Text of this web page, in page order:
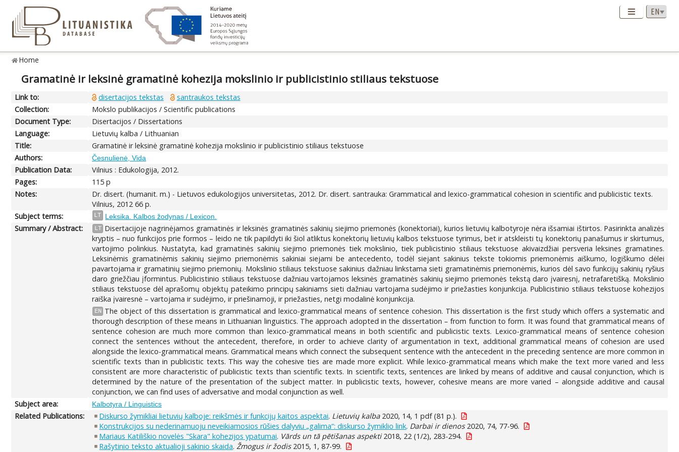
Home
Gramatinė ir leksinė gramatinė kohezija mokslinio ir publicistinio stiliaus tekstuose
Link to: disertacijos tekstas
santraukos tekstas
Collection:
Mokslo publikacijos / Scientific publications
Document Type:
Disertacijos / Dissertations
Language:
Lietuvių kalba / Lithuanian
Title:
Gramatinė ir leksinė gramatinė kohezija mokslinio ir publicistinio stiliaus tekstuose
Authors:
Česnulienė, Vida
Publication Data:
Vilnius : Edukologija, 2012.
Pages:
115 p
Notes:
Dr. disert. (humanit. m.) - Lietuvos edukologijos universitetas, 2012. Dr. disert. santrauka: Grammatical and lexico-grammatical cohesion in scientific and publicistic texts.
Vilnius, 2012 66 p.
Subject terms:
LT Leksika. Kalbos žodynas / Lexicon.
Summary / Abstract: LT Disertacijoje nagrinėjamos gramatinės ir leksinės gramatinės sakinių siejimo priemonės (konektoriai), kurios lietuvių kalbotyroje nėra išsamiai ištirtos. Pasirinkta analizės
kryptis – nuo funkcijos prie formos – leido ne tik papildyti iki šiol atliktus konektorių lietuvių kalbos tekstuose tyrimus, bet ir atskleisti tų konektorių panašumus ir skirtumus,
vartojimo polinkius. Nustatyta, kad gramatinės sakinių siejimo priemonės tiek mokslinio, tiek publicistinio stiliaus tekstuose akivaizdžiai persveria leksines gramatines.
Leksinėmis gramatinėmis sakinių siejimo priemonėmis sakiniai siejami be antecedento, todėl siejant sakinius tekste tokiomis priemonėmis aiškumo, logiškumo dėlei
pavartojama ir gramatinių siejimo priemonių. Mokslinio stiliaus tekstuose sakinius dažniau linkstama sieti gramatinėmis priemonėmis, kurios dėl savo funkcijų sakinių ryšius
daro griežčiau įformintus. Publicistinio stiliaus tekstuose dažniau vartojamos leksinės gramatinės sakinių siejimo priemonės tekstą daro įvairesnį, netrafaretišką. Mokslinio
stiliaus tekstuose dėl aprašomų objektų pateikimo principų sakiniams sieti dažniau vartojama sudėjimo ir priežasties konjunkcija. Publicistinio stiliaus tekstuose kohezijos
raiška įvairesnė – vartojama ir sudėjimo, ir priešinamoji, ir priežasties, netgi modalinė konjunkcija.
EN
The object of this dissertation is grammatical and lexico-grammatical means of sentence cohesion. This dissertation is the first study which offers a systematic and
thorough description of these means in Lithuanian linguistics. The approach adopted in the dissertation – from function to form. It was found that grammatical means of
sentence cohesion are much more common than lexico-grammatical means in both scientific and publicistic texts. Lexico-grammatical means of sentence cohesion
connect the sentences without the antecedent, therefore, in order to achieve clarity of argumentation in text, additional grammatical means of cohesion are used
alongside the lexico-grammatical means. Grammatical means which connect the subsequent sentence with the antecedent in the preceding sentence are more common in
scientific texts than in publicistic texts. This way the cohesive ties are made more explicit. While lexico-grammatical means which make the text more varied and less
consistent are more characteristic of publicistic texts than scientific texts. In scientific texts, sentences are linked by means of additive and causal conjunction, which is
determined by the nature of the presentation of the subject matter. In publicistic texts, however, cohesive means are more varied – alongside additive and causal
conjunction, we can find uses of adversative and modal conjunction as well.
Subject area:
Kalbotyra / Linguistics
Related Publications: Diskurso žymikliai lietuvių kalboje: reikšmės ir funkcijų kaitos aspektai. Lietuvių kalba2020, 14, 1 pdf (81 p.).
Konstrukcijos su nederinamuoju neveikiamosios rūšies dalyviu „galima“: diskurso žymiklio link. Darbai ir dienos2020, 74, 77-96.
Mariaus Katiliškio novelės "Skara" kohezijos ypatumai. Vārds un tā pētišanas aspekti2018, 22 (1/2), 283-294.
Rašytinio teksto aktualioji sakinio skaida. Žmogus ir žodis2015, 1, 87-99.